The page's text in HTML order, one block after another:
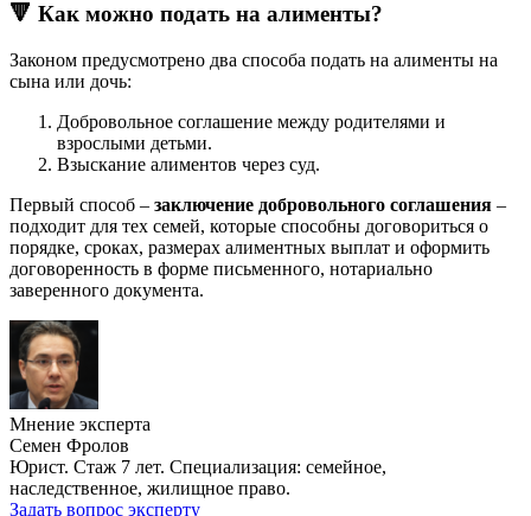
🔻 Как можно подать на алименты?
Законом предусмотрено два способа подать на алименты на
сына или дочь:
Добровольное соглашение между родителями и
взрослыми детьми.
Взыскание алиментов через суд.
Первый способ – заключение добровольного соглашения –
подходит для тех семей, которые способны договориться о
порядке, сроках, размерах алиментных выплат и оформить
договоренность в форме письменного, нотариально
заверенного документа.
Мнение эксперта
Семен Фролов
Юрист. Стаж 7 лет. Специализация: семейное,
наследственное, жилищное право.
Задать вопрос эксперту